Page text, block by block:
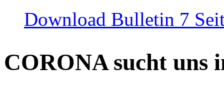
Download Bulletin 7
CORONA sucht uns